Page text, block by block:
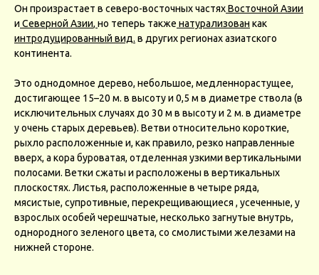
Он произрастает в северо-восточных частяхВосточной Азии
и Северной Азии, но теперь также натурализован как
интродуцированный вид. в других регионах азиатского
континента.
Это однодомное дерево, небольшое, медленнорастущее,
достигающее 15–20 м. в высоту и 0,5 м в диаметре ствола (в
исключительных случаях до 30 м в высоту и 2 м. в диаметре
у очень старых деревьев). Ветви относительно короткие,
рыхло расположенные и, как правило, резко направленные
вверх, а кора буроватая, отделенная узкими вертикальными
полосами. Ветки сжаты и расположены в вертикальных
плоскостях. Листья, расположенные в четыре ряда,
мясистые, супротивные, перекрещивающиеся , усеченные, у
взрослых особей черешчатые, несколько загнутые внутрь,
однородного зеленого цвета, со смолистыми железами на
нижней стороне.